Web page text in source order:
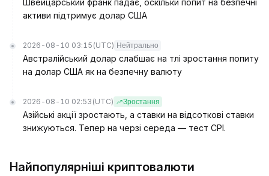
Швейцарський франк падає, оскільки попит на безпечні
активи підтримує долар США
2026-08-10 03:15 (UTC) Нейтрально
Австралійський долар слабшає на тлі зростання попиту
на долар США як на безпечну валюту
2026-08-10 02:53 (UTC) Зростання
Азійські акції зростають, а ставки на відсоткові ставки
знижуються. Тепер на черзі середа — тест CPI.
Найпопулярніші криптовалюти